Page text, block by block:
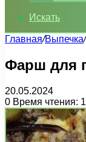
Искать
Главная/Выпечка/
Фарш для
20.05.2024
0 Время чтения: